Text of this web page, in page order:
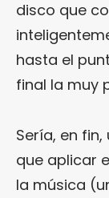
disco que
hasta el
final la muy
Sería, en
que aplicar
la música